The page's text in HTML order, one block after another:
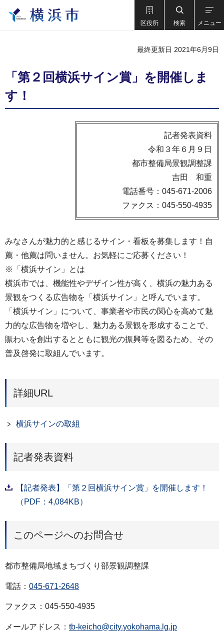
区役所 検索 メニュー
最終更新日 2021年6月9日
「第２回横浜サイン賞」を開催しま
す！
記者発表資料
令和３年６月９日
都市整備局景観調整課
吉⽥ 和重
電話番号：045-671-2006
ファクス：045-550-4935
みなさんが魅力的と感じるサイン・看板を募集します！自
薦・他薦は問いません。お気軽にご応募ください！
※「横浜サイン」とは
横浜市では、機能性やデザイン性が⾼く、横浜の魅⼒ある
景観をつくる広告物を「横浜サイン」と呼んでいます。
「横浜サイン」について、事業者や市⺠の関⼼を⾼めて魅
⼒的な広告物を増やし、魅⼒ある景観を形成することで、
賑わいを創出するとともに観光の振興等を図るため、その
普及啓発に取組んでいます。
詳細URL
横浜サインの取組
記者発表資料
【記者発表】「第２回横浜サイン賞」を開催します！
（PDF：4,084KB）
このページへのお問合せ
都市整備局地域まちづくり部景観調整課
電話： 045-671-2648
ファクス：045-550-4935
メールアドレス： tb-keicho@city.yokohama.lg.jp